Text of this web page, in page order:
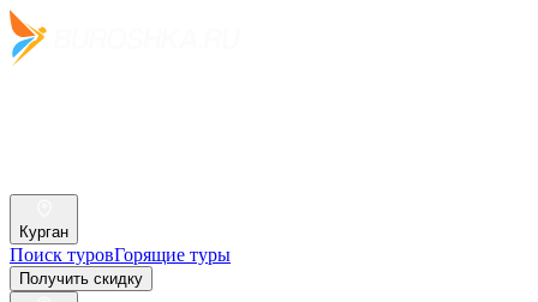
Курган
Поиск туровГорящие туры
Получить скидку